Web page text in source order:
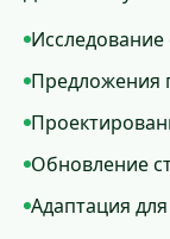
Предложения
Обновление
Адаптация